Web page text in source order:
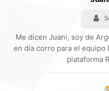
Me dicen Juani, soy de
en día corro para el equipo
plataforma